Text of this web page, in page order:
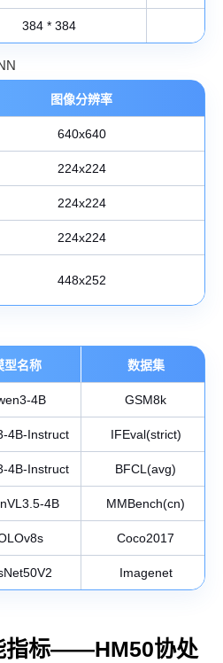
384 * 384
图像分辨率
640x640
224x224
224x224
224x224
448x252
型名称 数据集
4B GSM8k
4B-Instruct IFEval(strict)
4B-Instruct BFCL(avg)
4B MMBench(cn)
Coco2017
Imagenet
指标——HM50协处